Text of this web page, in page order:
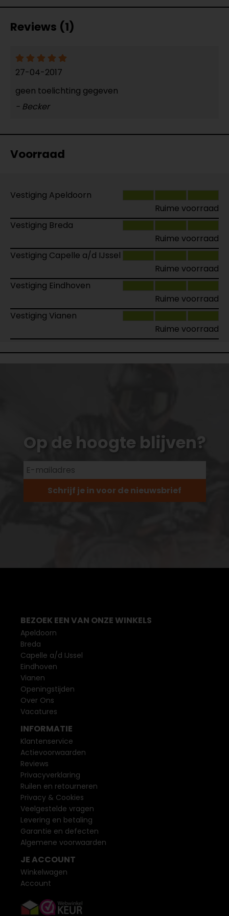
Reviews (1)
27-04-2017
geen toelichting gegeven
- Becker
Voorraad
Vestiging Apeldoorn
Ruime voorraad
Vestiging Breda
Ruime voorraad
Vestiging Capelle a/d IJssel
Ruime voorraad
Vestiging Eindhoven
Ruime voorraad
Vestiging Vianen
Ruime voorraad
Op de hoogte blijven?
Schrijf je in voor de nieuwsbrief
BEZOEK EEN VAN ONZE WINKELS
Apeldoorn
Breda
Capelle a/d IJssel
Eindhoven
Vianen
Openingstijden
Over Ons
Vacatures
INFORMATIE
Klantenservice
Actievoorwaarden
Reviews
Privacyverklaring
Ruilen en retourneren
Privacy & Cookies
Veelgestelde vragen
Levering en betaling
Garantie en defecten
Algemene voorwaarden
JE ACCOUNT
Winkelwagen
Account